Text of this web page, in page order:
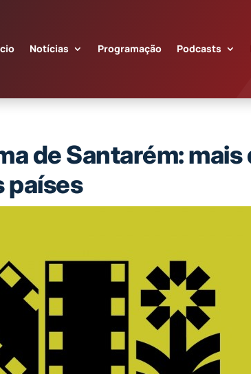
Notícias Programação Podcasts
de Santarém: mais
países